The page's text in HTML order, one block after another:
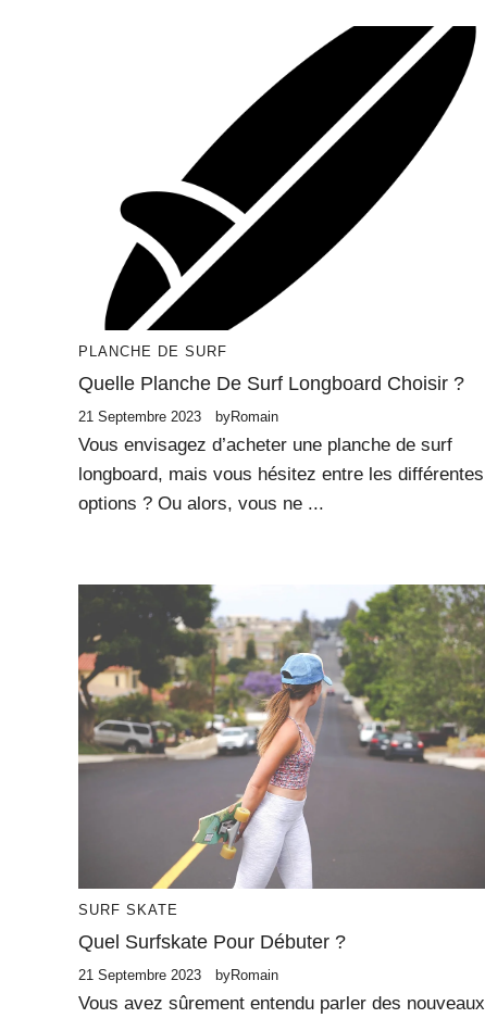
PLANCHE DE SURF
Quelle Planche De Surf Longboard Choisir ?
21 Septembre 2023 byRomain
Vous envisagez d’acheter une planche de surf
longboard, mais vous hésitez entre les différentes
options ? Ou alors, vous ne ...
SURF SKATE
Quel Surfskate Pour Débuter ?
21 Septembre 2023 byRomain
Vous avez sûrement entendu parler des nouveaux